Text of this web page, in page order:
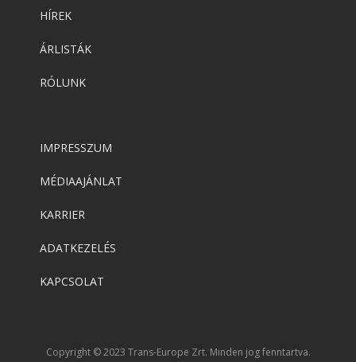
HÍREK
ÁRLISTÁK
RÓLUNK
IMPRESSZUM
MÉDIAAJÁNLAT
KARRIER
ADATKEZELÉS
KAPCSOLAT
Copyright © 2023 Trans-Europe Zrt. Minden jog fenntartva.